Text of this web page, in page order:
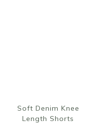
Soft Denim Knee
Length Shorts